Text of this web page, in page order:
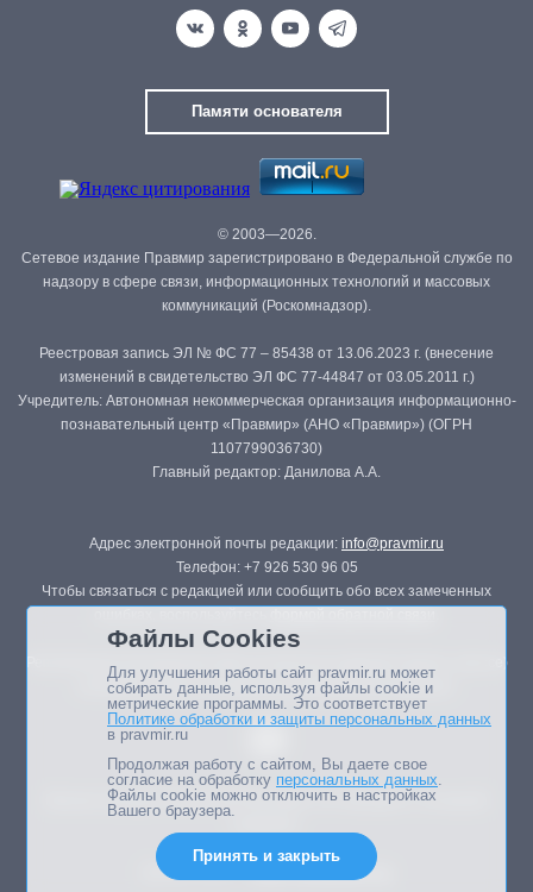
Памяти основателя
© 2003—2026.
Сетевое издание Правмир зарегистрировано в Федеральной службе по
надзору в сфере связи, информационных технологий и массовых
коммуникаций (Роскомнадзор).
Реестровая запись ЭЛ № ФС 77 – 85438 от 13.06.2023 г. (внесение
изменений в свидетельство ЭЛ ФС 77-44847 от 03.05.2011 г.)
Учредитель: Автономная некоммерческая организация информационно-
познавательный центр «Правмир» (АНО «Правмир») (ОГРН
1107799036730)
Главный редактор: Данилова А.А.
Адрес электронной почты редакции: info@pravmir.ru
Телефон: +7 926 530 96 05
Чтобы связаться с редакцией или сообщить обо всех замеченных
Републикация материалов сайта в печатных изданиях (книгах, прессе)
возможна только с письменного разрешения редакции.
Мнение авторов статей портала может не совпадать с позицией
Дизайн сайта -
Файлы Cookies
Для улучшения работы сайт pravmir.ru может
собирать данные, используя файлы cookie и
метрические программы. Это соответствует
Политике обработки и защиты персональных данных
в pravmir.ru
Продолжая работу с сайтом, Вы даете свое
согласие на обработку персональных данных.
Файлы cookie можно отключить в настройках
Вашего браузера.
Принять и закрыть